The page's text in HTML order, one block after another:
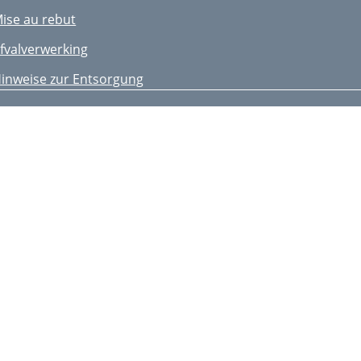
au rebut
zur Entsorgung